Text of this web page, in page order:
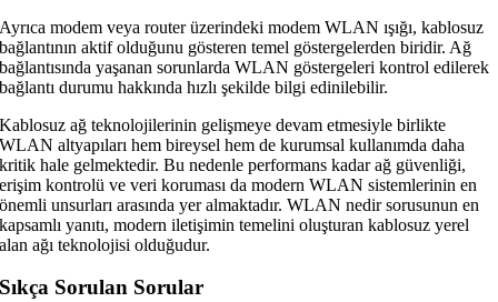
Ayrıca modem veya router üzerindeki modem WLAN ışığı, kablosuz
bağlantının aktif olduğunu gösteren temel göstergelerden biridir. Ağ
bağlantısında yaşanan sorunlarda WLAN göstergeleri kontrol edilerek
bağlantı durumu hakkında hızlı şekilde bilgi edinilebilir.
Kablosuz ağ teknolojilerinin gelişmeye devam etmesiyle birlikte
WLAN altyapıları hem bireysel hem de kurumsal kullanımda daha
kritik hale gelmektedir. Bu nedenle performans kadar ağ güvenliği,
erişim kontrolü ve veri koruması da modern WLAN sistemlerinin en
önemli unsurları arasında yer almaktadır. WLAN nedir sorusunun en
kapsamlı yanıtı, modern iletişimin temelini oluşturan kablosuz yerel
alan ağı teknolojisi olduğudur.
Sıkça Sorulan Sorular